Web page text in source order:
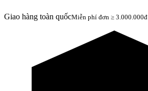
Giao hàng toàn quốcMiễn phí đơn ≥ 3.000.000đ